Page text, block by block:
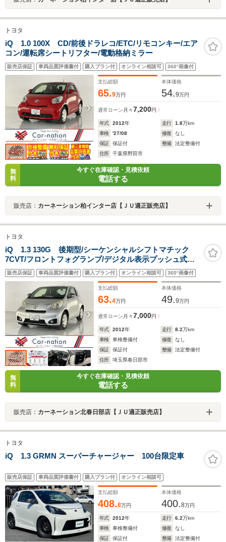
トヨタ
iQ 1.0 100X CD/前後ドラレコ/ETC/リモコンキー/エア
コン/運転席シートリフター/電動格納ミラー
販売店保証 車両品質評価書付 購入プラン付 オンライン相談可 360°画像付
支払総額
65.9万円
本体価格
54.9万円
通常ローン 月々7,200円
年式 2012年 走行 1.8万km
車検
'27/08 修復
なし
保証
保証付 整備
法定整備付
住所
千葉県野田市
無
料
今すぐ在庫確認・見積依頼
電話する
販売店： カーネーション柏インター店【ＪＵ適正販売店】
トヨタ
iQ 1.3 130G 後期型/シーケンシャルシフトマチック
7CVT/フロントフォグランプ/デジタル表示プッシュ式
AAC/革巻きステア/スマートキー・プッシュスタート/純
正オーディオ/ETC/ドラレコ
販売店保証 車両品質評価書付 購入プラン付 オンライン相談可 360°画像付
支払総額
63.4万円
本体価格
49.9万円
通常ローン 月々7,000円
年式 2012年 走行 8.2万km
車検
車検整備付 修復
なし
保証
保証付 整備
法定整備付
住所
埼玉県春日部市
無
料
今すぐ在庫確認・見積依頼
電話する
販売店： カーネーション北春日部店【ＪＵ適正販売店】
トヨタ
iQ 1.3 GRMN スーパーチャージャー 100台限定車
販売店保証 車両品質評価書付 購入プラン付 オンライン相談可
支払総額
408.8万円
本体価格
400.8万円
年式 2012年 走行 6.2万km
車検
車検整備付 修復
なし
保証
保証付 整備
法定整備付